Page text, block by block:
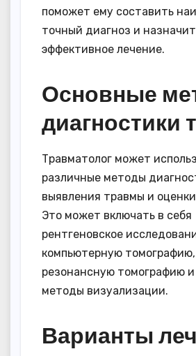
поможет ему составить
точный диагноз и
эффективное лечение.
Основные
диагностики
Травматолог может
различные методы
выявления травмы и
Это может включать в себя
рентгеновское
компьютерную
резонансную томографию
методы визуализации.
Варианты